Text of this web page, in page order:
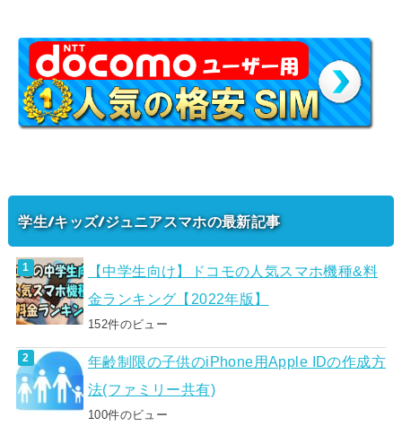
学生/キッズ/ジュニアスマホの最新記事
【中学生向け】ドコモの人気スマホ機種&料
金ランキング【2022年版】
152件のビュー
年齢制限の子供のiPhone用Apple IDの作成方
法(ファミリー共有)
100件のビュー